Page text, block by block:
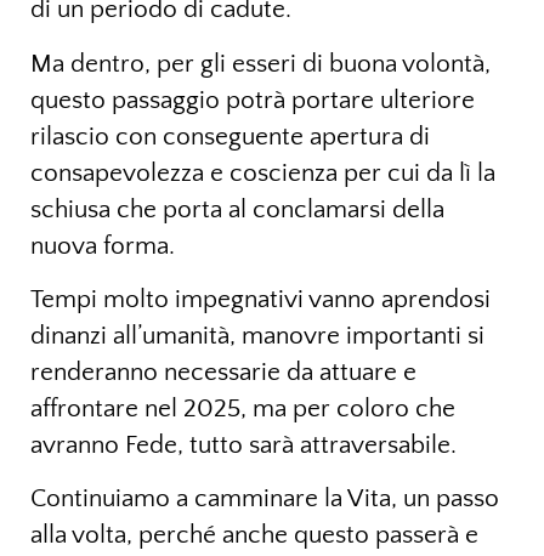
di un periodo di cadute.
Ma dentro, per gli esseri di buona volontà,
questo passaggio potrà portare ulteriore
rilascio con conseguente apertura di
consapevolezza e coscienza per cui da lì la
schiusa che porta al conclamarsi della
nuova forma.
Tempi molto impegnativi vanno aprendosi
dinanzi all’umanità, manovre importanti si
renderanno necessarie da attuare e
affrontare nel 2025, ma per coloro che
avranno Fede, tutto sarà attraversabile.
Continuiamo a camminare la Vita, un passo
alla volta, perché anche questo passerà e